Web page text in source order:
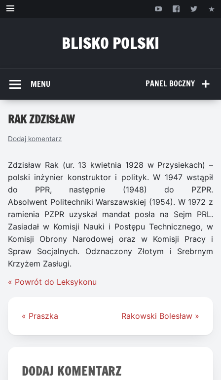
Przejdź
BLISKO POLSKI
PANEL BOCZNY
MENU
RAK ZDZISŁAW
Dodaj komentarz
Zdzisław Rak (ur. 13 kwietnia 1928 w Przysiekach) –
polski inżynier konstruktor i polityk. W 1947 wstąpił
do PPR, następnie (1948) do PZPR.
Absolwent Politechniki Warszawskiej (1954). W 1972 z
ramienia PZPR uzyskał mandat posła na Sejm PRL.
Zasiadał w Komisji Nauki i Postępu Technicznego, w
Komisji Obrony Narodowej oraz w Komisji Pracy i
Spraw Socjalnych. Odznaczony Złotym i Srebrnym
Krzyżem Zasługi.
« Powrót do Leksykonu
Nawigacja
« Praszka Rakowski Bolesław »
DODAJ KOMENTARZ